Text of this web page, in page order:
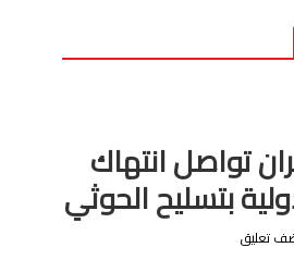
تواصل انتهاك
بتسليح الحوثي
تعليق